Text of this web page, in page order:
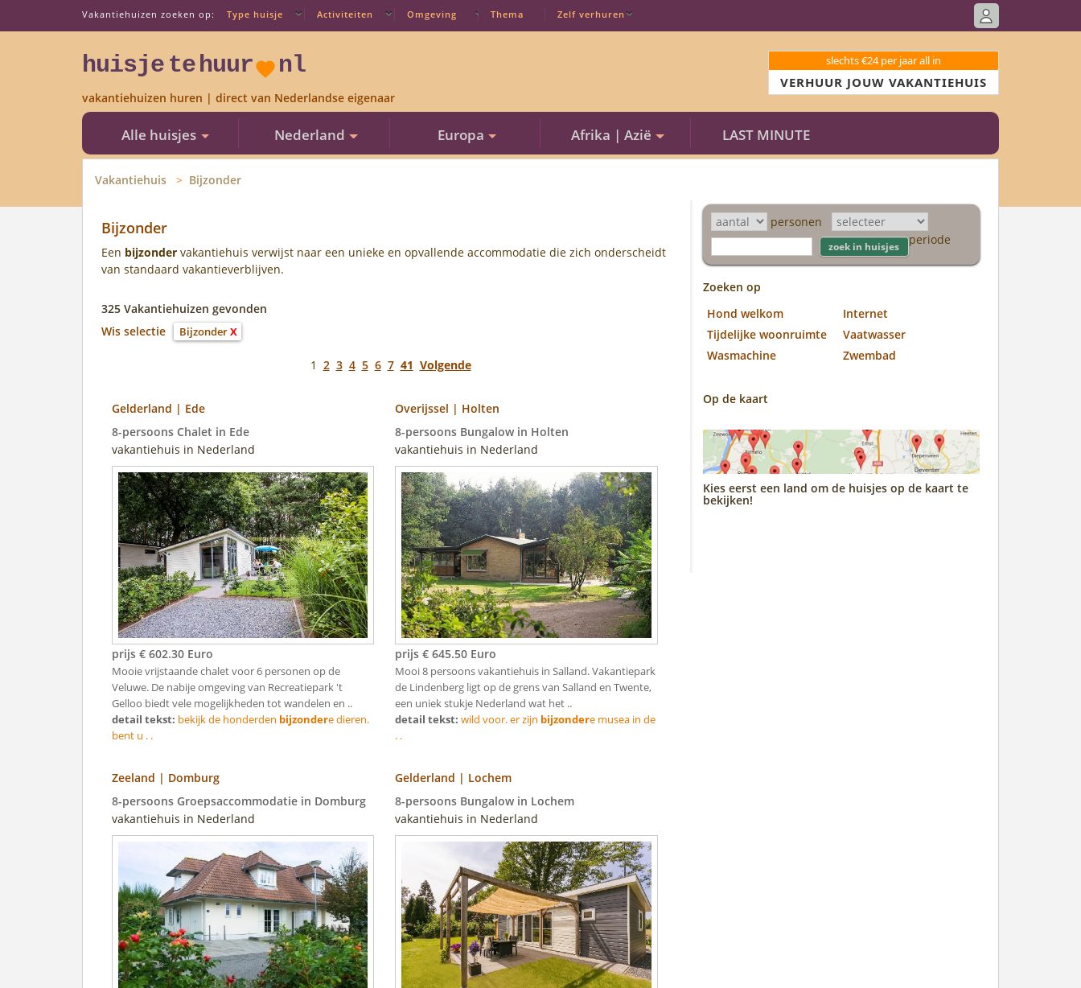
Vakantiehuizen zoeken op: Type huisje Activiteiten Omgeving Thema Zelf verhuren
huisje tehuur nl
vakantiehuizen huren | direct van Nederlandse eigenaar
slechts €24 per jaar all in
VERHUUR JOUW VAKANTIEHUIS
Alle huisjes Nederland Europa Afrika | Azië LAST MINUTE
Vakantiehuis Bijzonder
Bijzonder
Een bijzonder vakantiehuis verwijst naar een unieke en opvallende accommodatie die zich onderscheidt
van standaard vakantieverblijven.
325 Vakantiehuizen gevonden
Wis selectie
BijzonderX
1 2 3 4 5 6 7 41 Volgende
Gelderland | Ede
8-persoons Chalet in Ede
vakantiehuis in Nederland
prijs € 602.30 Euro
Mooie vrijstaande chalet voor 6 personen op de
Veluwe. De nabije omgeving van Recreatiepark 't
Gelloo biedt vele mogelijkheden tot wandelen en ..
detail tekst: bekijk de honderden bijzondere dieren.
bent u . .
Overijssel | Holten
8-persoons Bungalow in Holten
vakantiehuis in Nederland
prijs € 645.50 Euro
Mooi 8 persoons vakantiehuis in Salland. Vakantiepark
de Lindenberg ligt op de grens van Salland en Twente,
een uniek stukje Nederland wat het ..
detail tekst: wild voor. er zijn bijzondere musea in de
. .
Zeeland | Domburg
8-persoons Groepsaccommodatie in Domburg
vakantiehuis in Nederland
Gelderland | Lochem
8-persoons Bungalow in Lochem
vakantiehuis in Nederland
personen
periode
Zoeken op
Hond welkom
Internet
Tijdelijke woonruimte
Vaatwasser
Wasmachine
Zwembad
Op de kaart
Kies eerst een land om de huisjes op de kaart te
bekijken!